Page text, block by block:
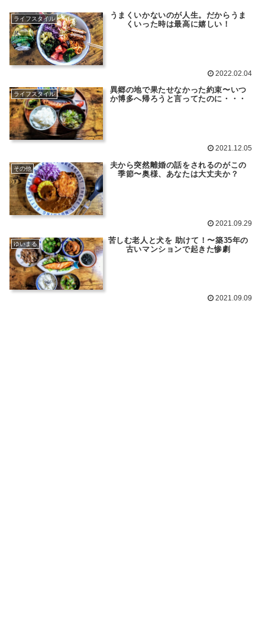
ライフスタイル
うまくいかないのが人生。だからうま
くいった時は最高に嬉しい！
2022.02.04
ライフスタイル
異郷の地で果たせなかった約束〜いつ
か博多へ帰ろうと言ってたのに・・・
2021.12.05
その他
夫から突然離婚の話をされるのがこの
季節〜奥様、あなたは大丈夫か？
2021.09.29
ゆいまる
苦しむ老人と犬を 助けて！〜築35年の
古いマンションで起きた惨劇
2021.09.09